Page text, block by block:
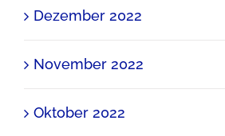
Dezember 2022
November 2022
Oktober 2022